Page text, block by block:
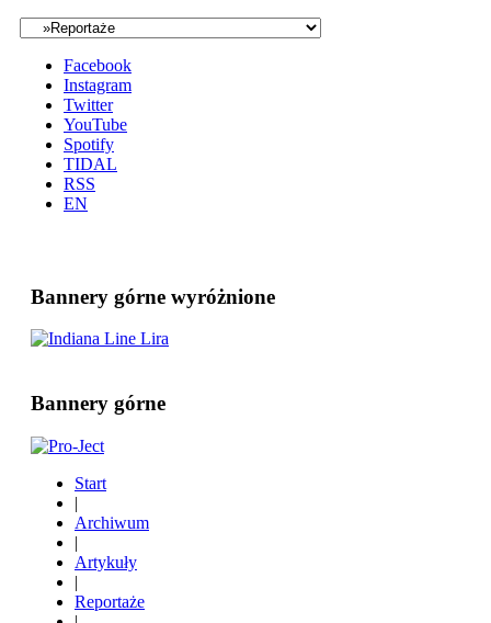
Facebook
Instagram
Twitter
YouTube
Spotify
TIDAL
RSS
EN
Bannery górne wyróżnione
Bannery górne
Start
|
Archiwum
|
Artykuły
|
Reportaże